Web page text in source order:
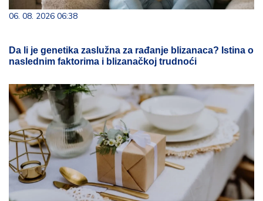
06. 08. 2026 06:38
Da li je genetika zaslužna za rađanje blizanaca? Istina o
naslednim faktorima i blizanačkoj trudnoći